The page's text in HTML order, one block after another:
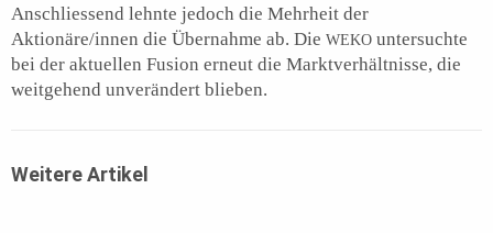
Anschliessend lehnte jedoch die Mehrheit der
Aktionäre/innen die Übernahme ab. Die WEKO untersuchte
bei der aktuellen Fusion erneut die Marktverhältnisse, die
weitgehend unverändert blieben.
Weitere Artikel